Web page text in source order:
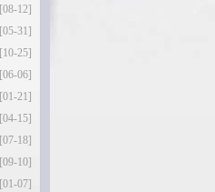
[08-12]
[05-31]
[10-25]
[06-06]
[01-21]
[04-15]
[07-18]
[09-10]
[01-07]